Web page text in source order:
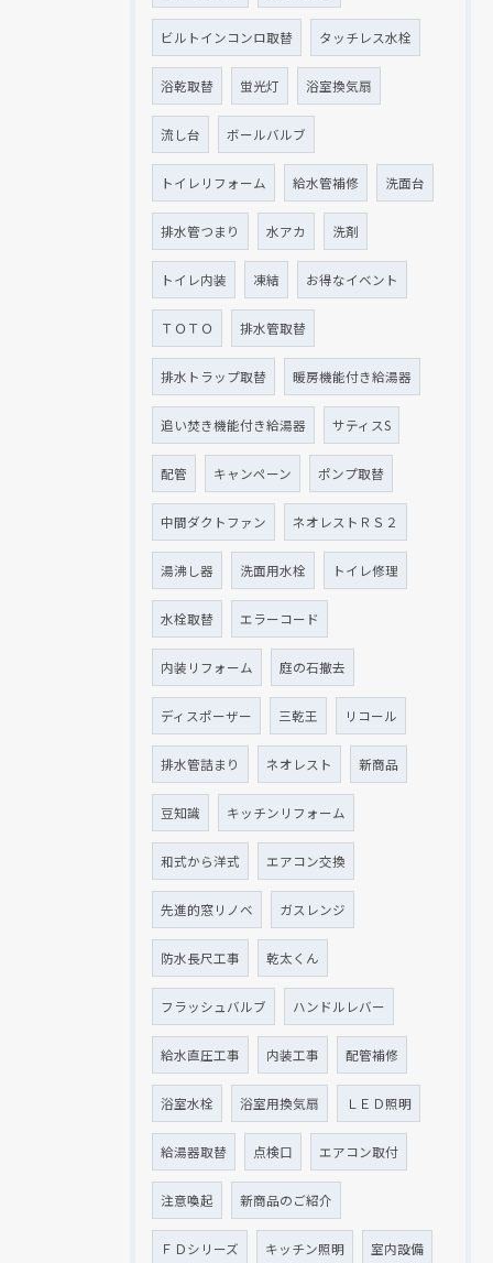
ビルトインコンロ取替 タッチレス水栓
浴乾取替 蛍光灯 浴室換気扇
流し台 ボールバルブ
トイレリフォーム 給水管補修 洗面台
排水管つまり 水アカ 洗剤
トイレ内装 凍結 お得なイベント
ＴＯＴＯ 排水管取替
排水トラップ取替 暖房機能付き給湯器
追い焚き機能付き給湯器 サティスS
配管 キャンペーン ポンプ取替
中間ダクトファン ネオレストＲＳ２
湯沸し器 洗面用水栓 トイレ修理
水栓取替 エラーコード
内装リフォーム 庭の石撤去
ディスポーザー 三乾王 リコール
排水管詰まり ネオレスト 新商品
豆知識 キッチンリフォーム
和式から洋式 エアコン交換
先進的窓リノベ ガスレンジ
防水長尺工事 乾太くん
フラッシュバルブ ハンドルレバー
給水直圧工事 内装工事 配管補修
浴室水栓 浴室用換気扇 ＬＥＤ照明
給湯器取替 点検口 エアコン取付
注意喚起 新商品のご紹介
ＦＤシリーズ キッチン照明 室内設備